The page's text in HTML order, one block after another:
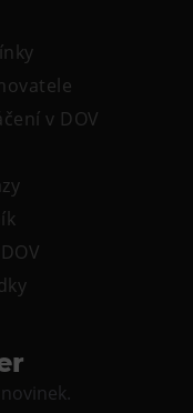
v DOV